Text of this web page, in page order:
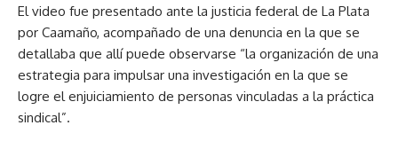
El video fue presentado ante la justicia federal de La Plata
por Caamaño, acompañado de una denuncia en la que se
detallaba que allí puede observarse “la organización de una
estrategia para impulsar una investigación en la que se
logre el enjuiciamiento de personas vinculadas a la práctica
sindical”.